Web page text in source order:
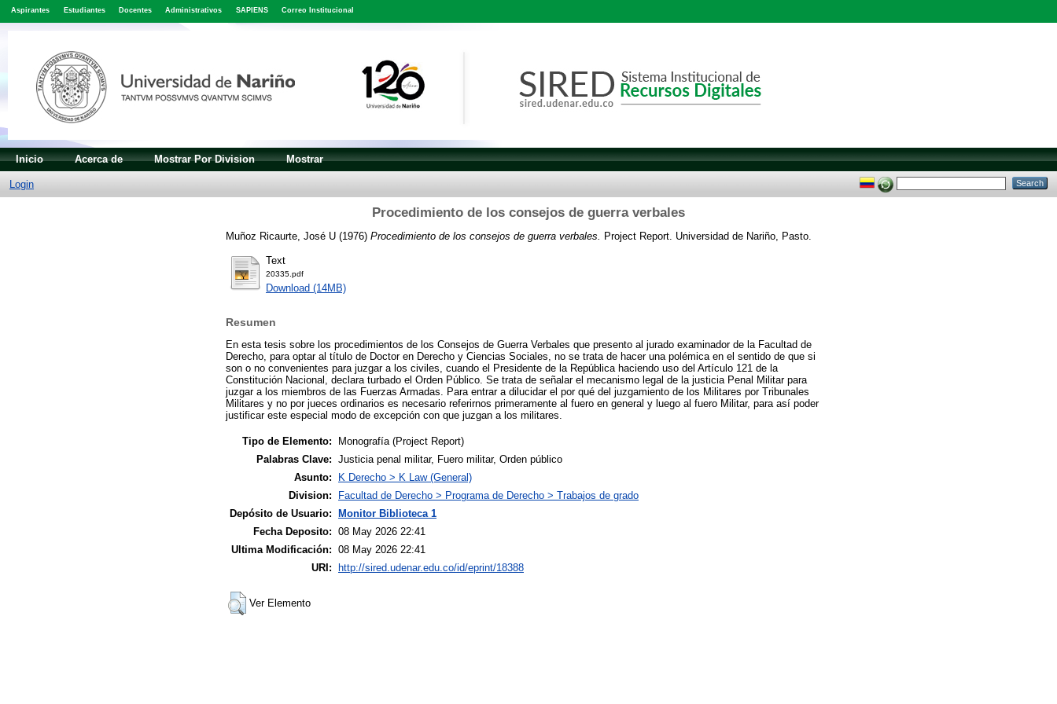
Aspirantes Estudiantes Docentes Administrativos SAPIENS Correo Institucional
Inicio Acerca de Mostrar Por Division Mostrar
Login
Procedimiento de los consejos de guerra verbales
Muñoz Ricaurte, José U (1976) Procedimiento de los consejos de guerra verbales. Project Report. Universidad de Nariño, Pasto.
Text
20335.pdf
Download (14MB)
Resumen
En esta tesis sobre los procedimientos de los Consejos de Guerra Verbales que presento al jurado examinador de la Facultad de
Derecho, para optar al título de Doctor en Derecho y Ciencias Sociales, no se trata de hacer una polémica en el sentido de que si
son o no convenientes para juzgar a los civiles, cuando el Presidente de la República haciendo uso del Artículo 121 de la
Constitución Nacional, declara turbado el Orden Público. Se trata de señalar el mecanismo legal de la justicia Penal Militar para
juzgar a los miembros de las Fuerzas Armadas. Para entrar a dilucidar el por qué del juzgamiento de los Militares por Tribunales
Militares y no por jueces ordinarios es necesario referirnos primeramente al fuero en general y luego al fuero Militar, para así poder
justificar este especial modo de excepción con que juzgan a los militares.
Tipo de Elemento:
Monografía (Project Report)
Palabras Clave: Justicia penal militar, Fuero militar, Orden público
Asunto:
K Derecho > K Law (General)
Division:
Facultad de Derecho > Programa de Derecho > Trabajos de grado
Depósito de Usuario: Monitor Biblioteca 1
Fecha Deposito: 08 May 2026 22:41
Ultima Modificación: 08 May 2026 22:41
URI: http://sired.udenar.edu.co/id/eprint/18388
Ver Elemento